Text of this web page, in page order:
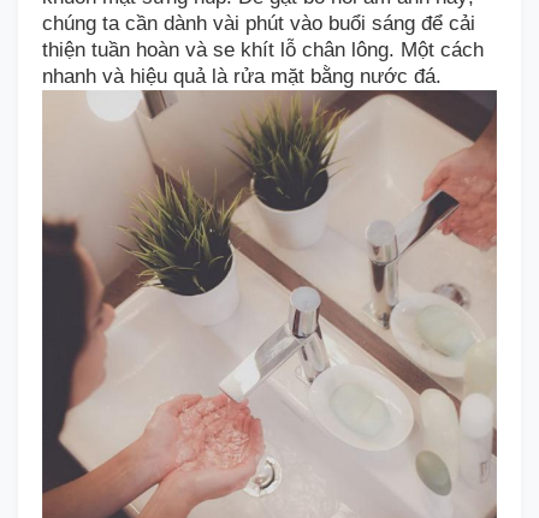
chúng ta cần dành vài phút vào buổi sáng để cải
thiện tuần hoàn và se khít lỗ chân lông. Một cách
nhanh và hiệu quả là rửa mặt bằng nước đá.